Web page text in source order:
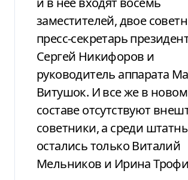
заместителей, двое
пресс-секретарь
Сергей Никифоров и
руководитель аппарата
Витушок. И все же в новом
составе отсутствуют
советники, а среди
остались только Виталий
Мельников и Ирина